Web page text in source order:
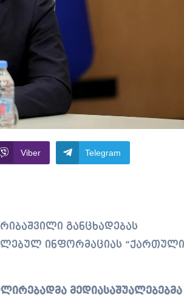
Viber Telegram
ინფორმაციას “ქართული
მედიასაშუალებებმა